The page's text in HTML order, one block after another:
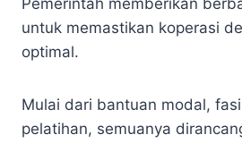
Pemerintah memberikan
untuk memastikan koperasi
optimal.
Mulai dari bantuan modal,
pelatihan, semuanya